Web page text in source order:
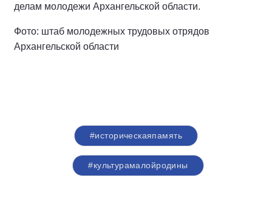
делам молодежи Архангельской области.
Фото: штаб молодежных трудовых отрядов
Архангельской области
#историческаяпамять
#культурамалойродины